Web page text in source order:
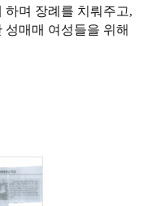
하며 장례를 치뤄주고,
매매 여성들을 위해